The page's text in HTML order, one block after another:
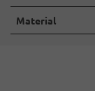
Material